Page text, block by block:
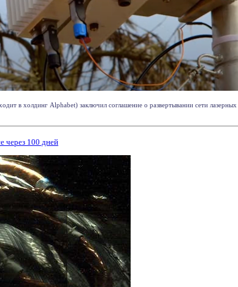
в холдинг Alphabet) заключил соглашение о развертывании сети
через 100 дней